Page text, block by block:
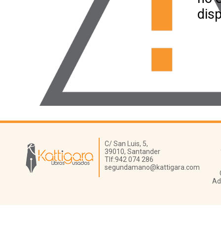
Librería Kattigara
C/ San Luis, 5,
39010, Santander
Tlf:942 074 286
segundamano@kattigara.com